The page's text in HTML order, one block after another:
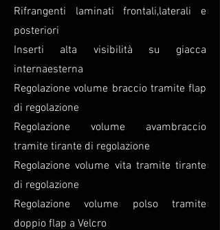
Rifrangenti laminati frontali,laterali e
posteriori
Inserti alta visibilità su giacca
internaesterna
Regolazione volume braccio tramite flap
di regolazione
Regolazione volume avambraccio
tramite tirante di regolazione
Regolazione volume vita tramite tirante
di regolazione
Regolazione volume polso tramite
doppio flap a Velcro